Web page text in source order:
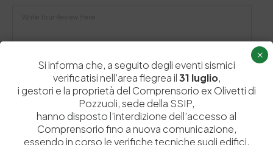
Si informa che, a seguito degli eventi sismici
verificatisi nell’area flegrea il31 luglio,
i gestori e la proprietà del Comprensorio ex Olivetti di
Pozzuoli, sede della SSIP,
hanno disposto l’interdizione dell’accesso al
Comprensorio fino a nuova comunicazione,
essendo in corso le verifiche tecniche sugli edifici.
×